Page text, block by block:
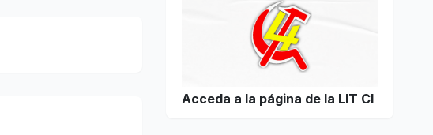
Acceda a la página de la LIT CI